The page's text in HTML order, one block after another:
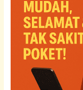
2026